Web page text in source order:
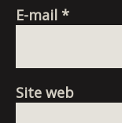
E-mail *
Site web